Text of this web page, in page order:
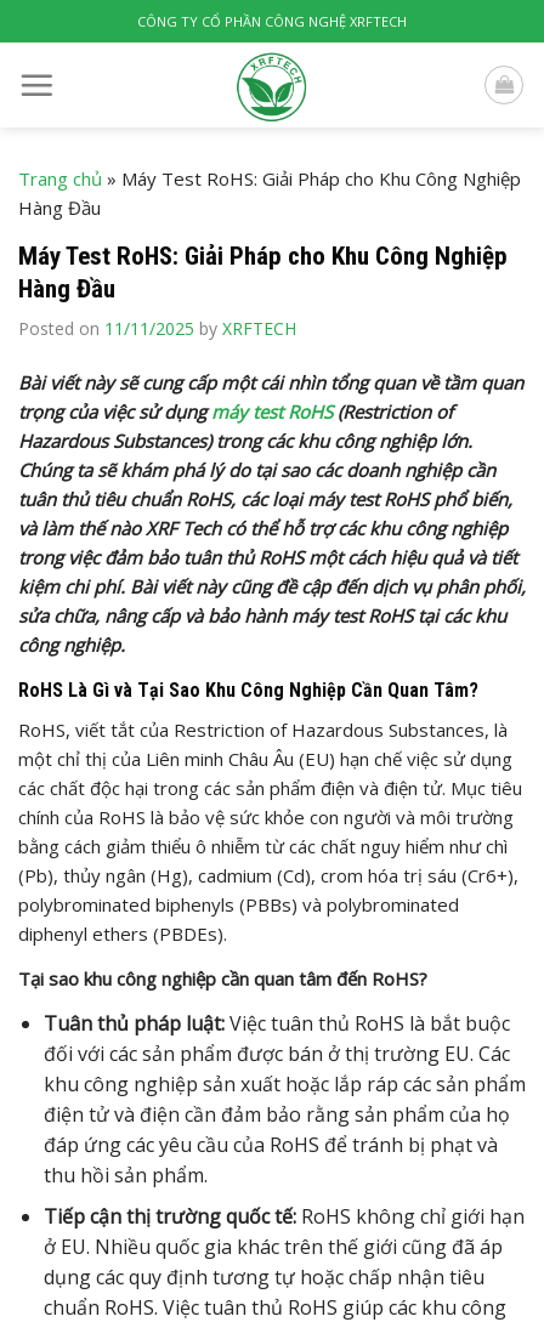
to
content
CÔNG TY CỔ PHẦN CÔNG NGHỆ XRFTECH
Trang chủ » Máy Test RoHS: Giải Pháp cho Khu Công Nghiệp
Hàng Đầu
Máy Test RoHS: Giải Pháp cho Khu Công Nghiệp
Hàng Đầu
Posted on 11/11/2025 by XRFTECH
Bài viết này sẽ cung cấp một cái nhìn tổng quan về tầm quan
trọng của việc sử dụngmáy test RoHS(Restriction of
Hazardous Substances) trong các khu công nghiệp lớn.
Chúng ta sẽ khám phá lý do tại sao các doanh nghiệp cần
tuân thủ tiêu chuẩn RoHS, các loại máy test RoHS phổ biến,
và làm thế nào XRF Tech có thể hỗ trợ các khu công nghiệp
trong việc đảm bảo tuân thủ RoHS một cách hiệu quả và tiết
kiệm chi phí. Bài viết này cũng đề cập đến dịch vụ phân phối,
sửa chữa, nâng cấp và bảo hành máy test RoHS tại các khu
công nghiệp.
RoHS Là Gì và Tại Sao Khu Công Nghiệp Cần Quan Tâm?
RoHS, viết tắt của Restriction of Hazardous Substances, là
một chỉ thị của Liên minh Châu Âu (EU) hạn chế việc sử dụng
các chất độc hại trong các sản phẩm điện và điện tử. Mục tiêu
chính của RoHS là bảo vệ sức khỏe con người và môi trường
bằng cách giảm thiểu ô nhiễm từ các chất nguy hiểm như chì
(Pb), thủy ngân (Hg), cadmium (Cd), crom hóa trị sáu (Cr6+),
polybrominated biphenyls (PBBs) và polybrominated
diphenyl ethers (PBDEs).
Tại sao khu công nghiệp cần quan tâm đến RoHS?
Tuân thủ pháp luật:Việc tuân thủ RoHS là bắt buộc
đối với các sản phẩm được bán ở thị trường EU. Các
khu công nghiệp sản xuất hoặc lắp ráp các sản phẩm
điện tử và điện cần đảm bảo rằng sản phẩm của họ
đáp ứng các yêu cầu của RoHS để tránh bị phạt và
thu hồi sản phẩm.
Tiếp cận thị trường quốc tế:RoHS không chỉ giới hạn
ở EU. Nhiều quốc gia khác trên thế giới cũng đã áp
dụng các quy định tương tự hoặc chấp nhận tiêu
chuẩn RoHS. Việc tuân thủ RoHS giúp các khu công